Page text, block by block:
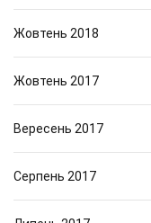
Жовтень 2018
Жовтень 2017
Вересень 2017
Серпень 2017